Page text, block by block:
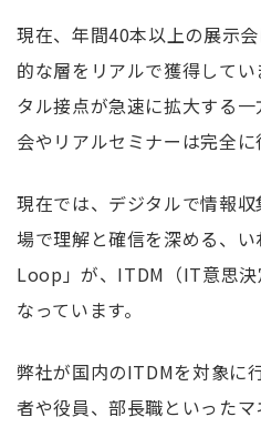
現在、年間40本以上の展示
的な層をリアルで獲得して
タル接点が急速に拡大する
会やリアルセミナーは完全に
現在では、デジタルで情報
場で理解と確信を深める、
Loop」が、ITDM（IT意思
なっています。
弊社が国内のITDMを対象に
者や役員、部長職といった